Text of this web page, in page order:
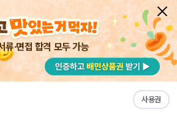
류·면접 합격 모두 가능
사용권
소서 내 작성목록
공개채용